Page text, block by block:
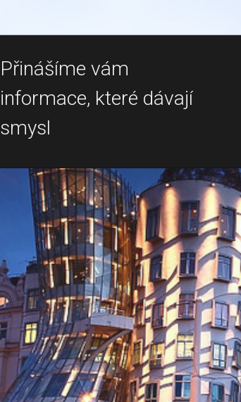
Přinášíme vám
informace, které dávají
smysl